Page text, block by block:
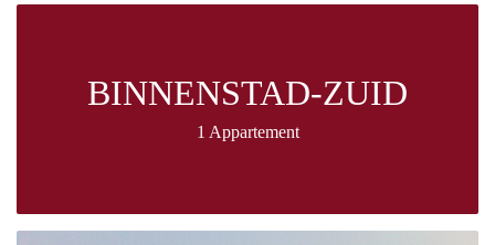
BINNENSTAD-ZUID
1 Appartement